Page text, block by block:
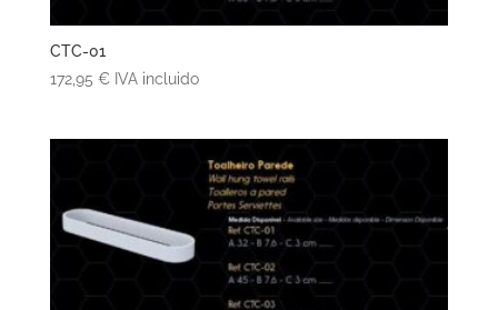
CTC-01
172,95 € IVA incluido